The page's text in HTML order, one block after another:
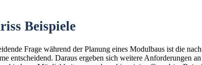
Beispiele
Frage während der Planung eines Modulbaus ist die
entscheidend. Daraus ergeben sich weitere Anforderungen